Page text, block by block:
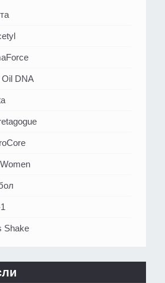
Oil DNA
Shake